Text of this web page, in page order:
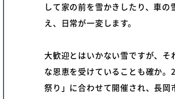
して家の前を雪かきしたり、車
え、日常が一変します。
大歓迎とはいかない雪ですが、
な恩恵を受けていることも確か
祭り」に合わせて開催され、長